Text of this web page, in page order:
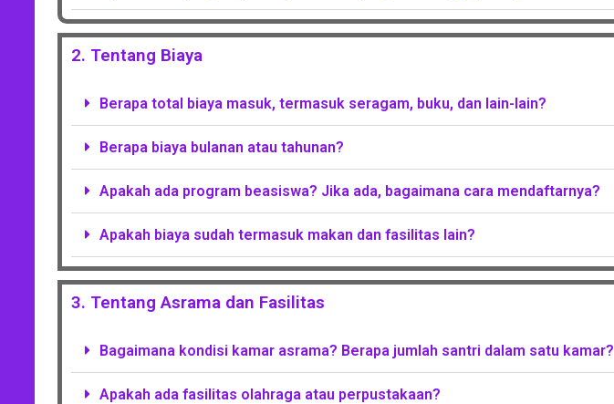
2. Tentang Biaya
Berapa total biaya masuk, termasuk seragam, buku, dan lain-lain?
Berapa biaya bulanan atau tahunan?
Apakah ada program beasiswa? Jika ada, bagaimana cara mendaftarnya?
Apakah biaya sudah termasuk makan dan fasilitas lain?
3. Tentang Asrama dan Fasilitas
Bagaimana kondisi kamar asrama? Berapa jumlah santri dalam satu kamar?
Apakah ada fasilitas olahraga atau perpustakaan?